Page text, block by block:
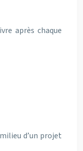
après chaque
d’un projet